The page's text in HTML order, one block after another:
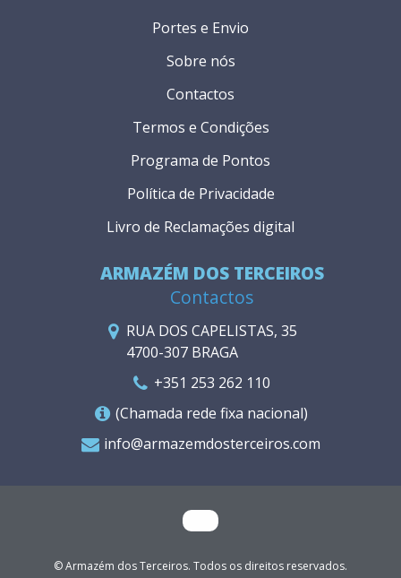
ARMAZÉM DOS TERCEIROS
Contactos
RUA DOS CAPELISTAS, 35
4700-307 BRAGA
+351 253 262 110
(Chamada rede fixa nacional)
info@armazemdosterceiros.com
Portes e Envio
Sobre nós
Contactos
Termos e Condições
Programa de Pontos
Política de Privacidade
Livro de Reclamações digital
© Armazém dos Terceiros. Todos os direitos reservados.